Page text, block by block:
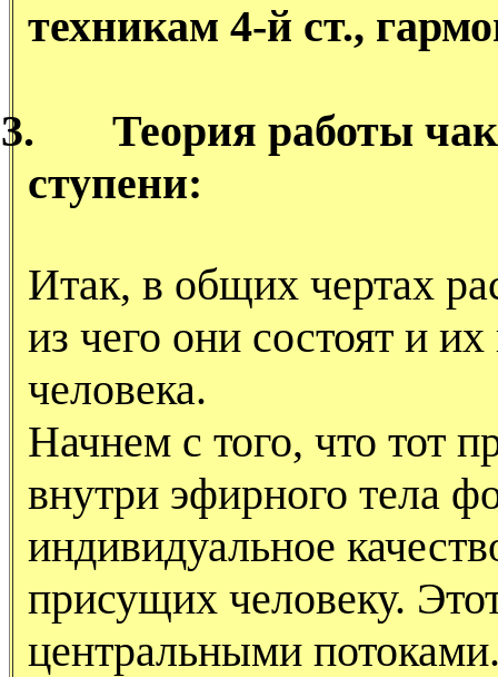
техникам 4-й ст.,
3.
Теория работы
ступени:
Итак, в общих чертах
из чего они состоят и
человека.
Начнем с того, что тот
внутри эфирного тела
индивидуальное
присущих человеку.
центральными